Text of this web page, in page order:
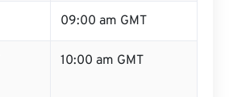
09:00 am GMT
10:00 am GMT